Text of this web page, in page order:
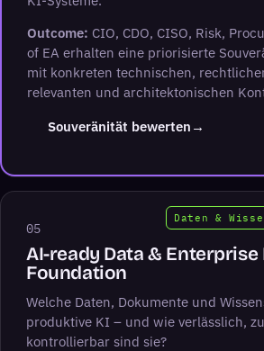
Outcome: CIO, CDO, CISO, Risk,
of EA erhalten eine priorisierte
mit konkreten technischen,
relevanten und architektonischen
Souveränität bewerten(öffnet
→
Daten &
05
AI-ready Data &
Foundation
Welche Daten, Dokumente und
produktive KI – und wie verlässlich,
kontrollierbar sind sie?